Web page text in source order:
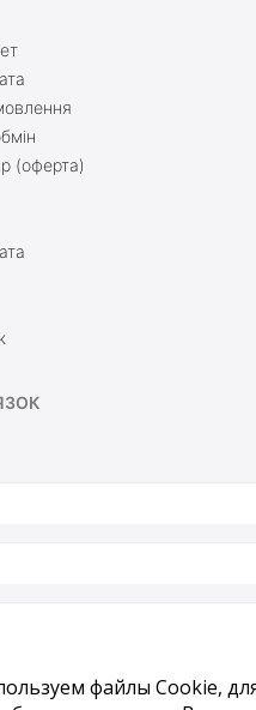
(оферта)
файлы Cookie,